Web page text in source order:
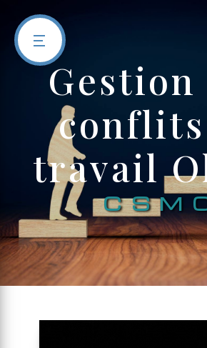
gestion des
conflits
travail